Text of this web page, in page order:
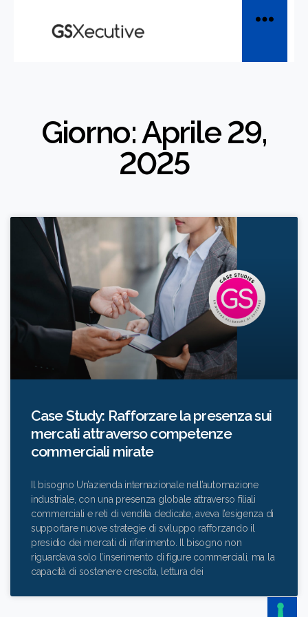
Giorno: Aprile 29,
2025
Case Study: Rafforzare la presenza sui
mercati attraverso competenze
commerciali mirate
Il bisogno Un’azienda internazionale nell’automazione
industriale, con una presenza globale attraverso filiali
commerciali e reti di vendita dedicate, aveva l’esigenza di
supportare nuove strategie di sviluppo rafforzando il
presidio dei mercati di riferimento. Il bisogno non
riguardava solo l’inserimento di figure commerciali, ma la
capacità di sostenere crescita, lettura dei